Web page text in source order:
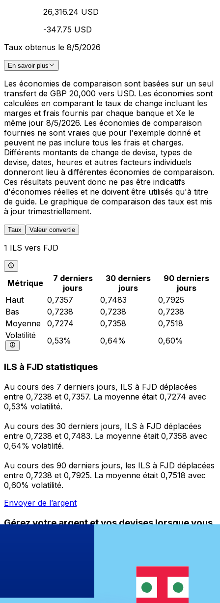
26,316.24 USD
-347.75 USD
Taux obtenus le 8/5/2026
En savoir plus
Les économies de comparaison sont basées sur un seul
transfert de GBP 20,000 vers USD. Les économies sont
calculées en comparant le taux de change incluant les
marges et frais fournis par chaque banque et Xe le
même jour 8/5/2026. Les économies de comparaison
fournies ne sont vraies que pour l'exemple donné et
peuvent ne pas inclure tous les frais et charges.
Différents montants de change de devise, types de
devise, dates, heures et autres facteurs individuels
donneront lieu à différentes économies de comparaison.
Ces résultats peuvent donc ne pas être indicatifs
d'économies réelles et ne doivent être utilisés qu'à titre
de guide. Le graphique de comparaison des taux est mis
à jour trimestriellement.
Taux Valeur convertie
1 ILS vers FJD
Métrique
7 derniers
jours
30 derniers
jours
90 derniers
jours
Haut
0,7357 0,7483
0,7925
Bas
0,7238 0,7238
0,7238
Moyenne
0,7274 0,7358
0,7518
Volatilité
0,53% 0,64% 0,60%
ILS à FJD statistiques
Au cours des 7 derniers jours, ILS à FJD déplacées
entre 0,7238 et 0,7357. La moyenne était 0,7274 avec
0,53% volatilité.
Au cours des 30 derniers jours, ILS à FJD déplacées
entre 0,7238 et 0,7483. La moyenne était 0,7358 avec
0,64% volatilité.
Au cours des 90 derniers jours, les ILS à FJD déplacées
entre 0,7238 et 0,7925. La moyenne était 0,7518 avec
0,60% volatilité.
Envoyer de l’argent
Gérez votre argent et vos devises lorsque vous
programmez des alertes de taux et transférez de
l'argent à l'étranger sans frais cachés. Téléchargez